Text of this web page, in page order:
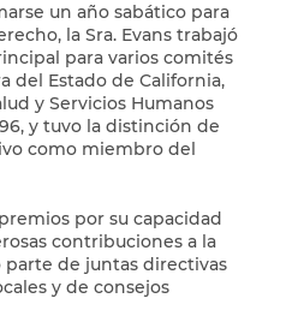
un año sabático para
la Sra. Evans trabajó
para varios comités
del Estado de California,
y Servicios Humanos
y tuvo la distinción de
como miembro del
por su capacidad
contribuciones a la
de juntas directivas
y de consejos